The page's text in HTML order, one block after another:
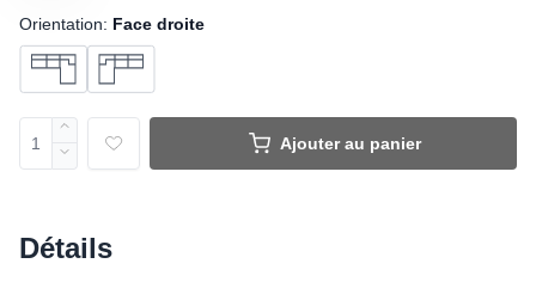
Orientation: Face droite
Ajouter au panier
Détails